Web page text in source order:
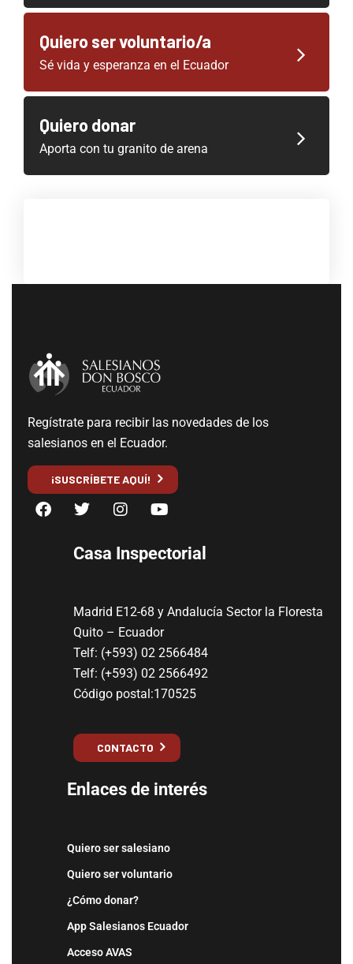
Quiero ser voluntario/a
Sé vida y esperanza en el Ecuador
Quiero donar
Aporta con tu granito de arena
Regístrate para recibir las novedades de los
salesianos en el Ecuador.
¡SUSCRÍBETE AQUÍ!
Casa Inspectorial
Madrid E12-68 y Andalucía Sector la Floresta
Quito – Ecuador
Telf: (+593) 02 2566484
Telf: (+593) 02 2566492
Código postal:170525
CONTACTO
Enlaces de interés
Quiero ser salesiano
Quiero ser voluntario
¿Cómo donar?
App Salesianos Ecuador
Acceso AVAS